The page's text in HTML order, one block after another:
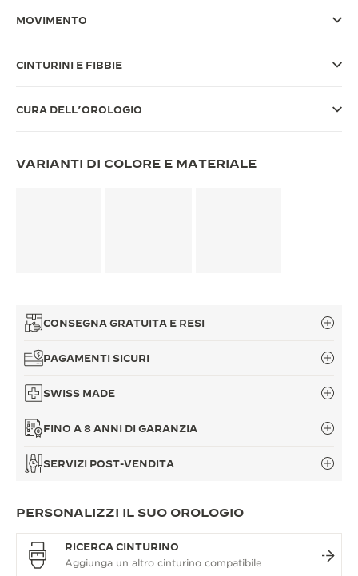
THE PRECISION PIONEER
MOVIMENTO
CINTURINI E FIBBIE
CURA DELL’OROLOGIO
VARIANTI DI COLORE E MATERIALE
CONSEGNA GRATUITA E RESI
PAGAMENTI SICURI
SWISS MADE
FINO A 8 ANNI DI GARANZIA
SERVIZI POST-VENDITA
PERSONALIZZI IL SUO OROLOGIO
RICERCA CINTURINO